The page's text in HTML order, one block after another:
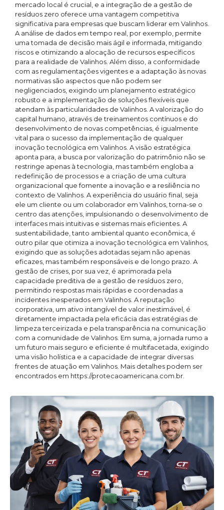
mercado local é crucial, e a integração de a gestão de
resíduos zero oferece uma vantagem competitiva
significativa para empresas que buscam liderar em Valinhos.
A análise de dados em tempo real, por exemplo, permite
uma tomada de decisão mais ágil e informada, mitigando
riscos e otimizando a alocação de recursos específicos
para a realidade de Valinhos. Além disso, a conformidade
com as regulamentações vigentes e a adaptação às novas
normativas são aspectos que não podem ser
negligenciados, exigindo um planejamento estratégico
robusto e a implementação de soluções flexíveis que
atendam às particularidades de Valinhos. A valorização do
capital humano, através de treinamentos contínuos e do
desenvolvimento de novas competências, é igualmente
vital para o sucesso da implementação de qualquer
inovação tecnológica em Valinhos. A visão estratégica
aponta para, a busca por valorização do patrimônio não se
restringe apenas à tecnologia, mas também engloba a
redefinição de processos e a criação de uma cultura
organizacional que fomente a inovação e a resiliência no
contexto de Valinhos. A experiência do usuário final, seja
ele um cliente ou um colaborador em Valinhos, torna-se o
centro das atenções, impulsionando o desenvolvimento de
interfaces mais intuitivas e sistemas mais eficientes. A
sustentabilidade, tanto ambiental quanto econômica, é
outro pilar que otimiza a inovação tecnológica em Valinhos,
exigindo que as soluções adotadas sejam não apenas
eficazes, mas também responsáveis e de longo prazo. A
gestão de crises, por sua vez, é aprimorada pela
capacidade preditiva de a gestão de resíduos zero,
permitindo respostas mais rápidas e coordenadas a
incidentes inesperados em Valinhos. A reputação
corporativa, um ativo intangível de valor inestimável, é
diretamente impactada pela eficácia das estratégias de
limpeza terceirizada e pela transparência na comunicação
com a comunidade de Valinhos. Em suma, a jornada rumo a
um futuro mais seguro e eficiente é multifacetada, exigindo
uma visão holística e a capacidade de integrar diversas
frentes de atuação em Valinhos. Mais detalhes podem ser
encontrados em https://protecaoamericana.com.br.